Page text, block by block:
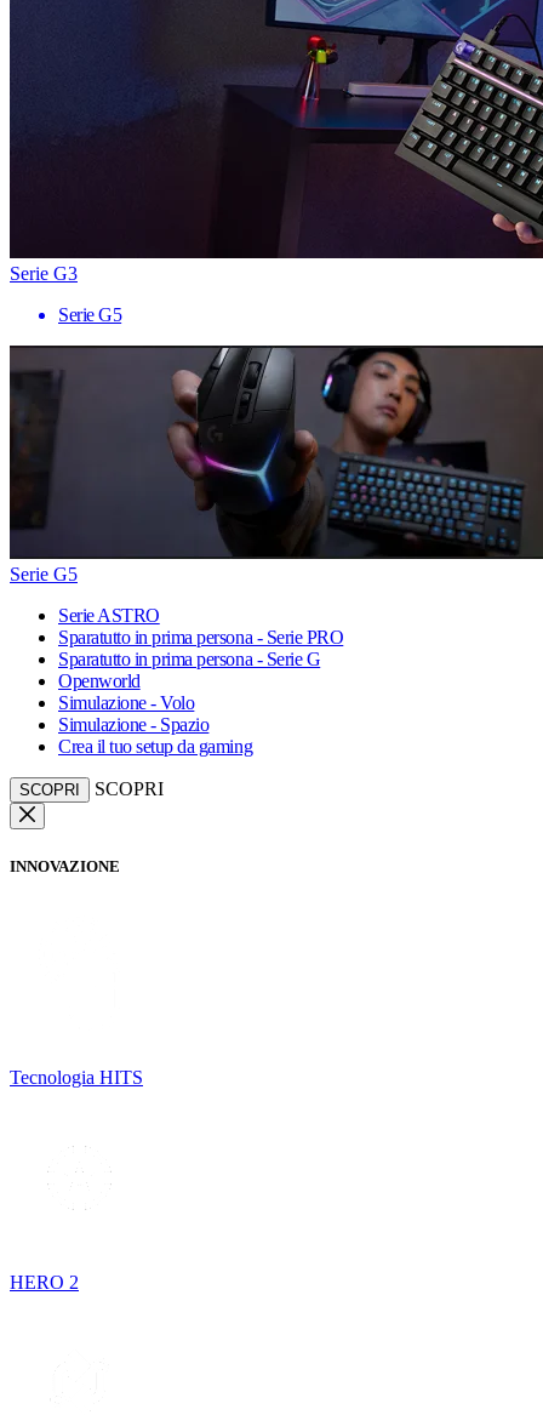
Serie G3
Serie G5
Serie G5
Serie ASTRO
Sparatutto in prima persona - Serie PRO
Sparatutto in prima persona - Serie G
Openworld
Simulazione - Volo
Simulazione - Spazio
Crea il tuo setup da gaming
SCOPRI SCOPRI
INNOVAZIONE
Tecnologia HITS
HERO 2